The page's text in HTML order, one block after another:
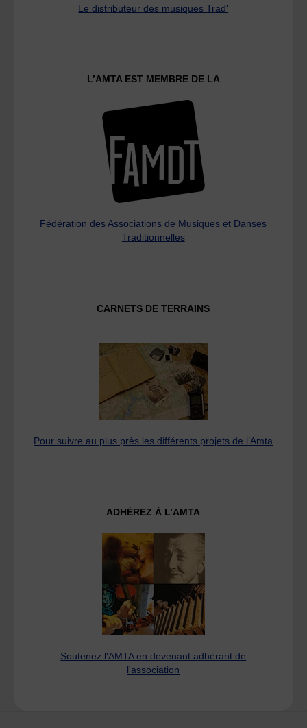
Le distributeur des musiques Trad'
L’AMTA EST MEMBRE DE LA
Fédération des Associations de Musiques et Danses
Traditionnelles
CARNETS DE TERRAINS
Pour suivre au plus près les différents projets de l’Amta
ADHÉREZ À L’AMTA
Soutenez l'AMTA en devenant adhérant de
l'association